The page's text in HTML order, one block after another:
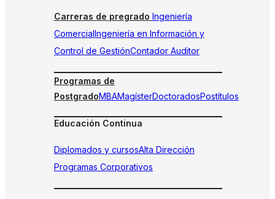
Carreras de pregrado Ingeniería
ComercialIngeniería en Información y
Control de GestiónContador Auditor
Programas de
PostgradoMBAMagísterDoctoradosPostítulos
Educación Continua
Diplomados y cursosAlta Dirección
Programas Corporativos